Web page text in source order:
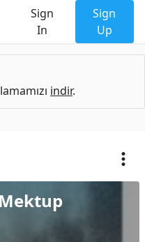
Sign
In
Sign
Up
indir.